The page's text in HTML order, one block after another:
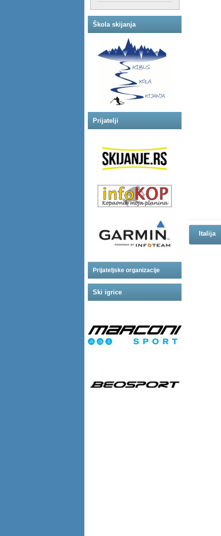
Škola skijanja
Prijatelji
Prijateljske organizacije
Ski igrice
Italija